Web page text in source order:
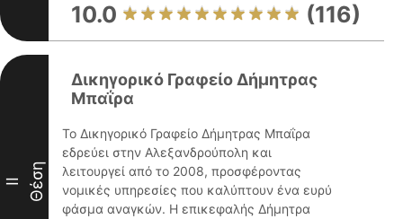
10.0 (116)
II Θέση
Δικηγορικό Γραφείο Δήμητρας
Μπαΐρα
Το Δικηγορικό Γραφείο Δήμητρας Μπαΐρα
εδρεύει στην Αλεξανδρούπολη και
λειτουργεί από το 2008, προσφέροντας
νομικές υπηρεσίες που καλύπτουν ένα ευρύ
φάσμα αναγκών. Η επικεφαλής Δήμητρα